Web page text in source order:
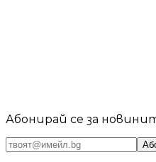
Абонирай се за